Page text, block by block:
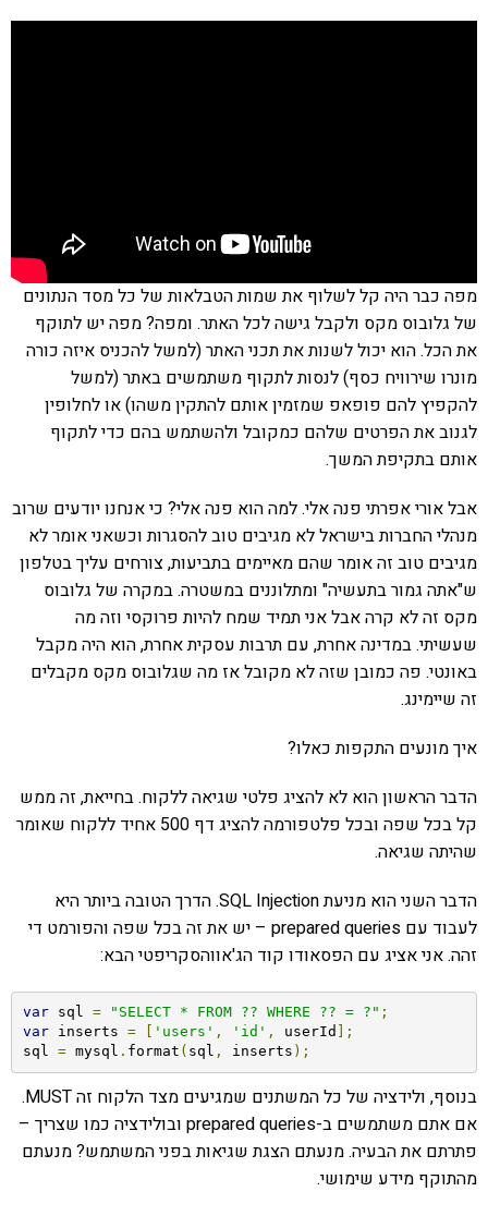
מפה כבר היה קל לשלוף את שמות הטבלאות של כל מסד הנתונים
של גלובוס מקס ולקבל גישה לכל האתר. ומפה? מפה יש לתוקף
את הכל. הוא יכול לשנות את תכני האתר (למשל להכניס איזה כורה
מונרו שירוויח כסף) לנסות לתקוף משתמשים באתר (למשל
להקפיץ להם פופאפ שמזמין אותם להתקין משהו) או לחלופין
לגנוב את הפרטים שלהם כמקובל ולהשתמש בהם כדי לתקוף
אותם בתקיפת המשך.
אבל אורי אפרתי פנה אלי. למה הוא פנה אלי? כי אנחנו יודעים שרוב
מנהלי החברות בישראל לא מגיבים טוב להסגרות וכשאני אומר לא
מגיבים טוב זה אומר שהם מאיימים בתביעות, צורחים עליך בטלפון
ש"אתה גמור בתעשיה" ומתלוננים במשטרה. במקרה של גלובוס
מקס זה לא קרה אבל אני תמיד שמח להיות פרוקסי וזה מה
שעשיתי. במדינה אחרת, עם תרבות עסקית אחרת, הוא היה מקבל
באונטי. פה כמובן שזה לא מקובל אז מה שגלובוס מקס מקבלים
זה שיימינג.
איך מונעים התקפות כאלו?
הדבר הראשון הוא לא להציג פלטי שגיאה ללקוח. בחייאת, זה ממש
קל בכל שפה ובכל פלטפורמה להציג דף 500 אחיד ללקוח שאומר
שהיתה שגיאה.
הדבר השני הוא מניעת SQL Injection. הדרך הטובה ביותר היא
לעבוד עם prepared queries – יש את זה בכל שפה והפורמט די
זהה. אני אציג עם הפסאודו קוד הג'אווהסקריפטי הבא:
var sql = "SELECT * FROM ?? WHERE ?? = ?" ;
var inserts = 'users' , 'id' , userId ];
sql = mysql . format ( sql , inserts );
בנוסף, ולידציה של כל המשתנים שמגיעים מצד הלקוח זה MUST.
אם אתם משתמשים ב-prepared queries ובולידציה כמו שצריך –
פתרתם את הבעיה. מנעתם הצגת שגיאות בפני המשתמש? מנעתם
מהתוקף מידע שימושי.